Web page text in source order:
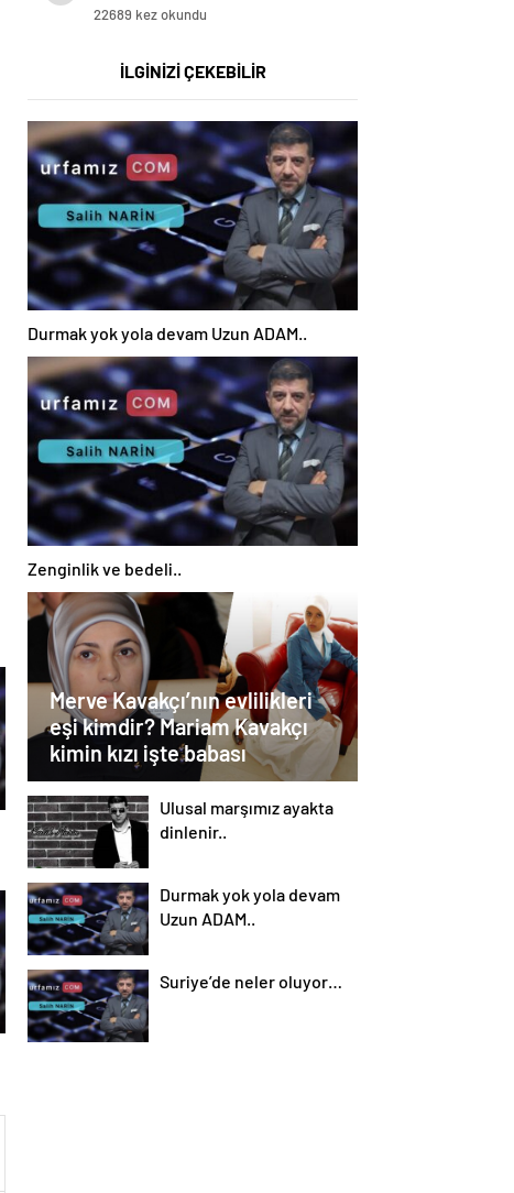
22689 kez okundu
İLGİNİZİ ÇEKEBİLİR
Durmak yok yola devam Uzun ADAM..
Zenginlik ve bedeli..
Merve Kavakçı’nın evlilikleri
eşi kimdir? Mariam Kavakçı
kimin kızı işte babası
Ulusal marşımız ayakta
dinlenir..
Durmak yok yola devam
Uzun ADAM..
Suriye’de neler oluyor…